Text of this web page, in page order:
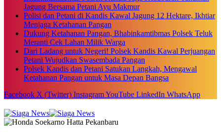
Jagung Bersama Petani Ayu Makmur
Polisi dan Petani di Kandis Kawal Jagung 12 Hektare, Ikhtiar
Menjaga Ketahanan Pangan
Dukung Ketahanan Pangan, Bhabinkamtibmas Polsek Teluk
Meranti Cek Lahan Milik Warga
Dari Ladang untuk Negeri! Polsek Kandis Kawal Perjuangan
Petani Wujudkan Swasembada Pangan
Polsek Kandis dan Petani Satukan Langkah, Mengawal
Ketahanan Pangan untuk Masa Depan Bangsa
Facebook X (Twitter) InstagramYouTube LinkedIn WhatsApp